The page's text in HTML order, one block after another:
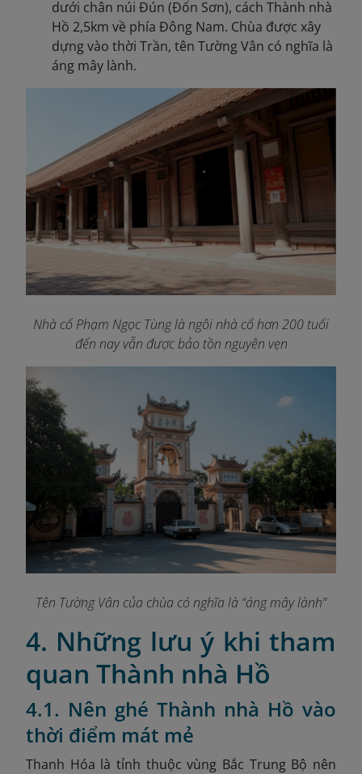
dưới chân núi Đún (Đốn Sơn), cách Thành nhà
Hồ 2,5km về phía Đông Nam. Chùa được xây
dựng vào thời Trần, tên Tường Vân có nghĩa là
áng mây lành.
Nhà cổ Phạm Ngọc Tùng là ngôi nhà cổ hơn 200 tuổi
đến nay vẫn được bảo tồn nguyên vẹn
Tên Tường Vân của chùa có nghĩa là “áng mây lành”
4. Những lưu ý khi tham
quan Thành nhà Hồ
4.1. Nên ghé Thành nhà Hồ vào
thời điểm mát mẻ
Thanh Hóa là tỉnh thuộc vùng Bắc Trung Bộ nên